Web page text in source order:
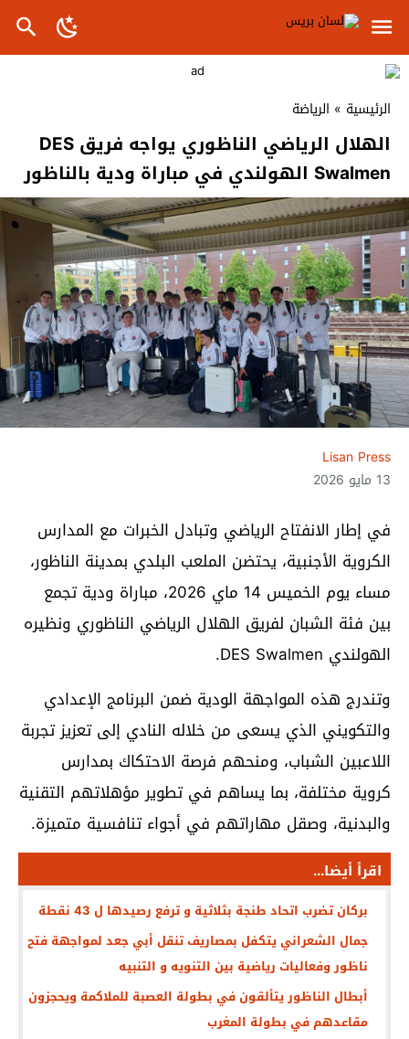
الرئيسية » الرياضة
الهلال الرياضي الناظوري يواجه فريق DES
Swalmen الهولندي في مباراة ودية بالناظور
Lisan Press
13 مايو 2026
في إطار الانفتاح الرياضي وتبادل الخبرات مع المدارس
الكروية الأجنبية، يحتضن الملعب البلدي بمدينة الناظور،
مساء يوم الخميس 14 ماي 2026، مباراة ودية تجمع
بين فئة الشبان لفريق الهلال الرياضي الناظوري ونظيره
الهولندي DES Swalmen.
وتندرج هذه المواجهة الودية ضمن البرنامج الإعدادي
والتكويني الذي يسعى من خلاله النادي إلى تعزيز تجربة
اللاعبين الشباب، ومنحهم فرصة الاحتكاك بمدارس
كروية مختلفة، بما يساهم في تطوير مؤهلاتهم التقنية
والبدنية، وصقل مهاراتهم في أجواء تنافسية متميزة.
اقرأ أيضا...
بركان تضرب اتحاد طنجة بثلاثية و ترفع رصيدها ل 43 نقطة
جمال الشعراني يتكفل بمصاريف تنقل أبي جعد لمواجهة فتح
ناظور وفعاليات رياضية بين التنويه و التنبيه
أبطال الناظور يتألقون في بطولة العصبة للملاكمة ويحجزون
مقاعدهم في بطولة المغرب